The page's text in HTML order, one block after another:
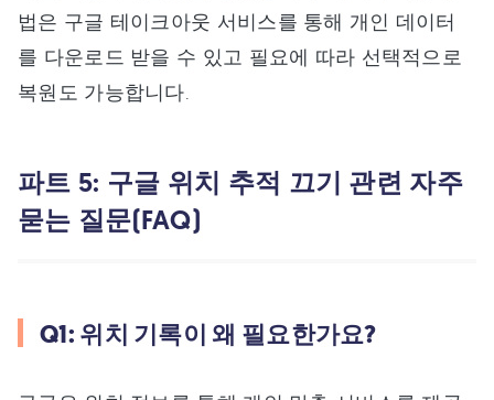
법은 구글 테이크아웃 서비스를 통해 개인 데이터
를 다운로드 받을 수 있고 필요에 따라 선택적으로
복원도 가능합니다.
파트 5: 구글 위치 추적 끄기 관련 자주
묻는 질문(FAQ)
Q1: 위치 기록이 왜 필요한가요?